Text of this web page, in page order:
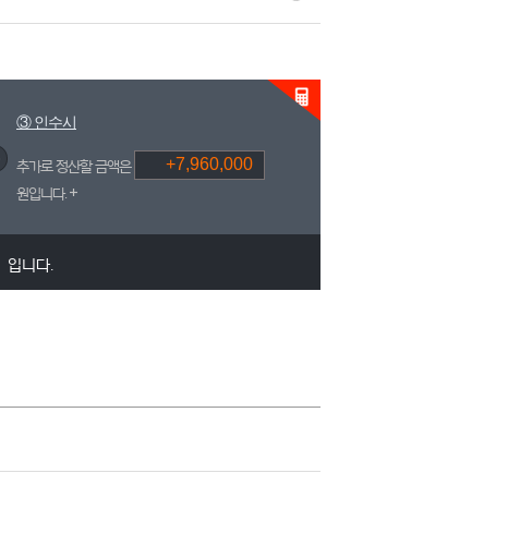
③ 인수시
추가로 정산할 금액은
원입니다.
입니다.